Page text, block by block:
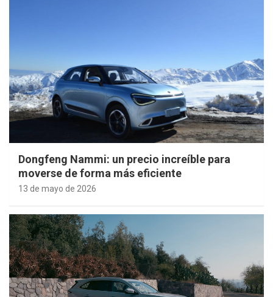
Dongfeng Nammi: un precio increíble para
moverse de forma más eficiente
13 de mayo de 2026